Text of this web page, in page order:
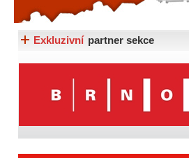
Exkluzivní partner sekce